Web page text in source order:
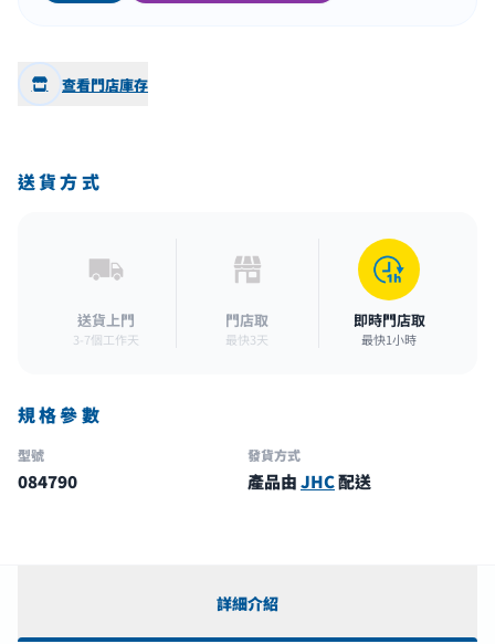
查看門店庫存
送貨方式
送貨上門
3-7個工作天
門店取
最快3天
即時門店取
最快1小時
規格參數
型號
084790
發貨方式
產品由JHC配送
詳細介紹